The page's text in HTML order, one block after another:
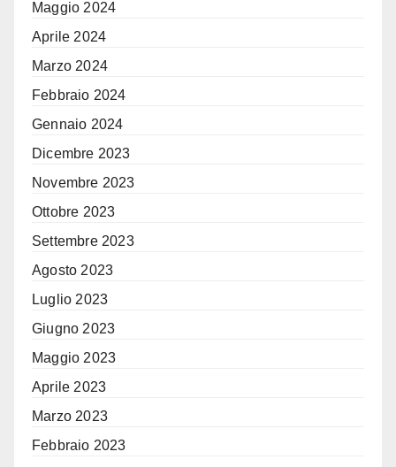
Maggio 2024
Aprile 2024
Marzo 2024
Febbraio 2024
Gennaio 2024
Dicembre 2023
Novembre 2023
Ottobre 2023
Settembre 2023
Agosto 2023
Luglio 2023
Giugno 2023
Maggio 2023
Aprile 2023
Marzo 2023
Febbraio 2023